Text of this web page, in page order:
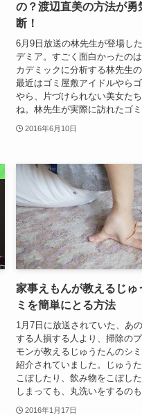
の？渡辺直美の方法が勇
断！
6月9日放送の林先生が登場し
デミア。すごく面白かったの
カデミックに分析する林先生の
最近はゴミ屋敷アイドルやら
やら、片づけられない美女た
ね。林先生が実際に訪れたゴミ
2016年6月10日
家事えもんが教えるじゅ
ミを簡単にとる方法
1月7日に放送されていた、あ
する人損する人より、掃除の
モンが教えるじゅうたんのシ
紹介されていました。じゅう
こぼしたり、飲み物をこぼし
しまっても、丸洗いをするのも
2016年1月17日